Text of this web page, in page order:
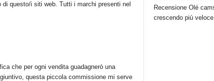
questo/i siti web. Tutti i marchi presenti nel
che per ogni vendita guadagnerò una
questa piccola commissione mi serve
Recensione Olé
crescendo più